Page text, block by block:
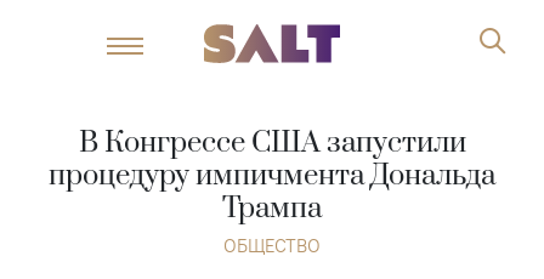
В Конгрессе США запустили
процедуру импичмента Дональда
Трампа
ОБЩЕСТВО